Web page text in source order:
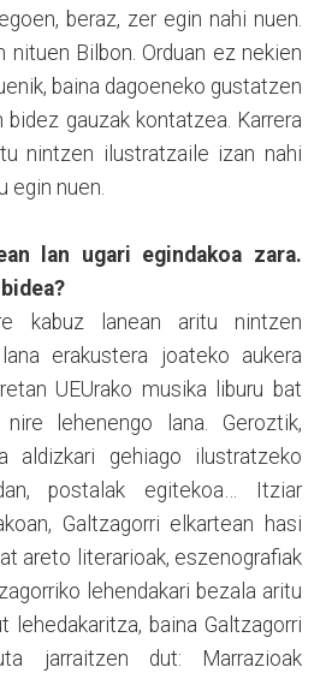
beraz, zer egin nahi nuen.
nituen Bilbon. Orduan ez nekien
baina dagoeneko gustatzen
bidez gauzak kontatzea. Karrera
nintzen ilustratzaile izan nahi
egin nuen.
lan ugari egindakoa zara.
kabuz lanean aritu nintzen
erakustera joateko aukera
UEUrako musika liburu bat
lehenengo lana. Geroztik,
aldizkari gehiago ilustratzeko
postalak egitekoa… Itziar
Galtzagorri elkartean hasi
areto literarioak, eszenografiak
lehendakari bezala aritu
lehedakaritza, baina Galtzagorri
jarraitzen dut: Marrazioak